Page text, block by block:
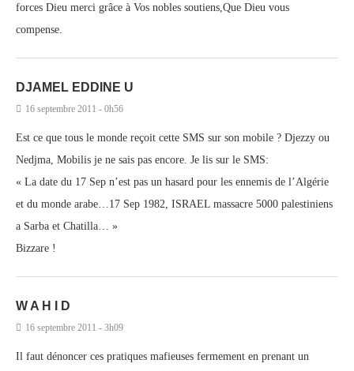
forces Dieu merci grâce à Vos nobles soutiens,Que Dieu vous
compense.
DJAMEL EDDINE U
16 septembre 2011 - 0h56
Est ce que tous le monde reçoit cette SMS sur son mobile ? Djezzy ou
Nedjma, Mobilis je ne sais pas encore. Je lis sur le SMS:
« La date du 17 Sep n’est pas un hasard pour les ennemis de l’Algérie
et du monde arabe…17 Sep 1982, ISRAEL massacre 5000 palestiniens
a Sarba et Chatilla… »
Bizzare !
W A H I D
16 septembre 2011 - 3h09
Il faut dénoncer ces pratiques mafieuses fermement en prenant un